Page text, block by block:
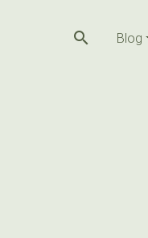
search Blog